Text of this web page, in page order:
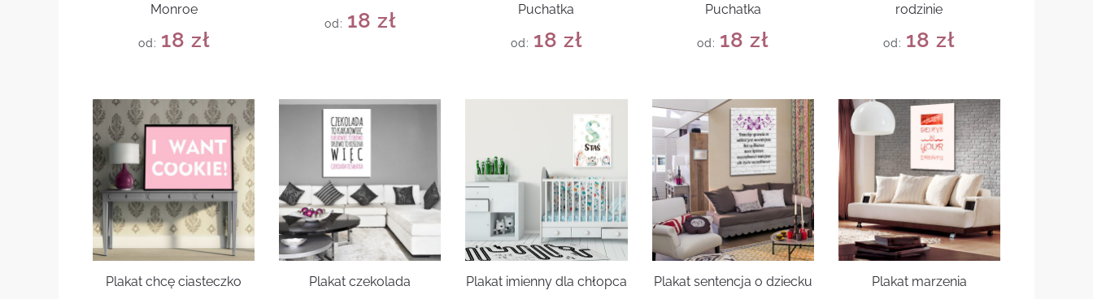
Monroe
od: 18 zł
od: 18 zł
Puchatka
od: 18 zł
Puchatka
od: 18zł
rodzinie
od: 18zł
Plakat chcę ciasteczko Plakat czekolada Plakat imienny dla chłopca Plakat sentencja o dziecku Plakat marzenia